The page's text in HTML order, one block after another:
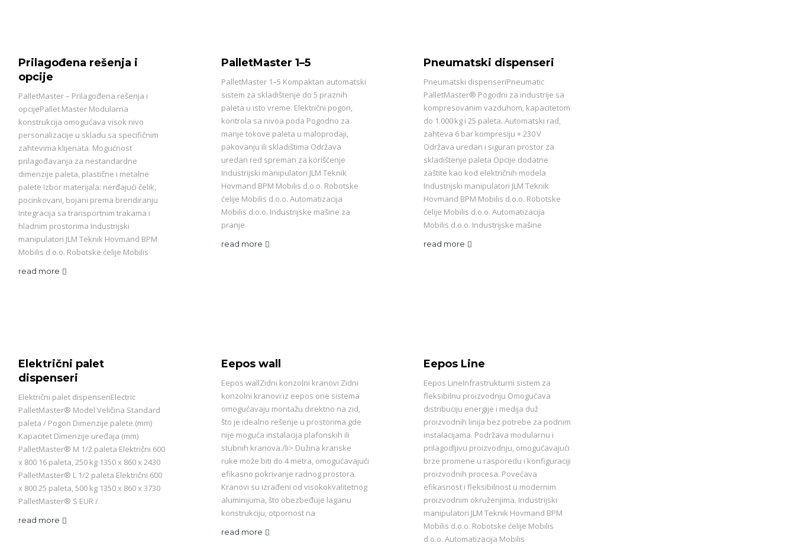
Prilagođena rešenja i
opcije
PalletMaster – Prilagođena rešenja i
opcijePallet Master Modularna
konstrukcija omogućava visok nivo
personalizacije u skladu sa specifičnim
zahtevima klijenata. Mogućnost
prilagođavanja za nestandardne
dimenzije paleta, plastične i metalne
palete Izbor materijala: nerđajući čelik,
pocinkovani, bojani prema brendiranju
Integracija sa transportnim trakama i
hladnim prostorima Industrijski
manipulatori JLM Teknik Hovmand BPM
Mobilis d.o.o. Robotske ćelije Mobilis
read more
PalletMaster 1–5
PalletMaster 1–5 Kompaktan automatski
sistem za skladištenje do 5 praznih
paleta u isto vreme. Električni pogon,
kontrola sa nivoa poda Pogodno za
manje tokove paleta u maloprodaji,
pakovanju ili skladištima Održava
uredan red spreman za korišćenje
Industrijski manipulatori JLM Teknik
Hovmand BPM Mobilis d.o.o. Robotske
ćelije Mobilis d.o.o. Automatizacija
Mobilis d.o.o. Industrijske mašine za
pranje
read more
Pneumatski dispenseri
Pneumatski dispenseriPneumatic
PalletMaster® Pogodni za industrije sa
kompresovanim vazduhom, kapacitetom
do 1.000 kg i 25 paleta. Automatski rad,
zahteva 6 bar kompresiju + 230 V
Održava uredan i siguran prostor za
skladištenje paleta Opcije dodatne
zaštite kao kod električnih modela
Industrijski manipulatori JLM Teknik
Hovmand BPM Mobilis d.o.o. Robotske
ćelije Mobilis d.o.o. Automatizacija
Mobilis d.o.o. Industrijske mašine
read more
Električni palet
dispenseri
Električni palet dispenseriElectric
PalletMaster® Model Veličina Standard
paleta / Pogon Dimenzije palete (mm)
Kapacitet Dimenzije uređaja (mm)
PalletMaster® M 1/2 paleta Električni 600
x 800 16 paleta, 250 kg 1350 x 860 x 2430
PalletMaster® L 1/2 paleta Električni 600
x 800 25 paleta, 500 kg 1350 x 860 x 3730
PalletMaster® S EUR /
read more
Eepos wall
Eepos wallZidni konzolni kranovi Zidni
konzolni kranovi iz eepos one sistema
omogućavaju montažu direktno na zid,
što je idealno rešenje u prostorima gde
nije moguća instalacija plafonskih ili
stubnih kranova./li> Dužina kranske
ruke može biti do 4 metra, omogućavajući
efikasno pokrivanje radnog prostora.
Kranovi su izrađeni od visokokvalitetnog
aluminijuma, što obezbeđuje laganu
konstrukciju, otpornost na
read more
Eepos Line
Eepos LineInfrastrukturni sistem za
fleksibilnu proizvodnju Omogućava
distribuciju energije i medija duž
proizvodnih linija bez potrebe za podnim
instalacijama. Podržava modularnu i
prilagodljivu proizvodnju, omogućavajući
brze promene u rasporedu i konfiguraciji
proizvodnih procesa. Povećava
efikasnost i fleksibilnost u modernim
proizvodnim okruženjima. Industrijski
manipulatori JLM Teknik Hovmand BPM
Mobilis d.o.o. Robotske ćelije Mobilis
d.o.o. Automatizacija Mobilis